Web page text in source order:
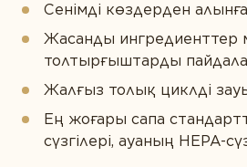
Сенімді көздерден
Жасанды ингредиенттер
толтырғыштарды
Жалғыз толық циклді
Ең жоғары сапа
сүзгілері, ауаның HEPA-